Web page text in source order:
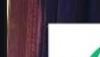
6 17, 2026